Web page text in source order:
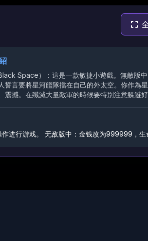
Space）：這是一款敏捷小遊戲。無敵版
誓言要將星河艦隊擋在自己的外太空。你作為
震撼。在殲滅大量敵軍的時候要特別注意躲避
进行游戏。 无敌版中：金钱改为999999，生